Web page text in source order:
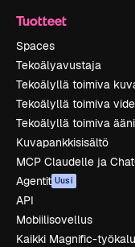
Tuotteet
Spaces
Tekoälyavustaja
Tekoälyllä toimiva
Tekoälyllä toimiva
Tekoälyllä toimiva
Kuvapankkisisältö
MCP Claudelle ja
Agentit Uusi
API
Mobiilisovellus
Kaikki Magnific-